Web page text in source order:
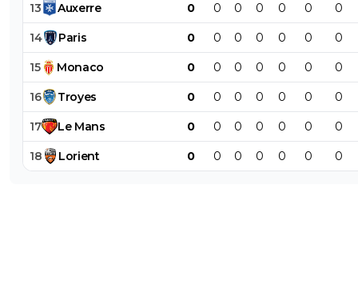
13 Auxerre 0 0 0 0 0 0 0
14 Paris 0 0 0 0 0 0 0
15 Monaco 0 0 0 0 0 0 0
16 Troyes 0 0 0 0 0 0 0
17 Le Mans 0 0 0 0 0 0 0
18 Lorient 0 0 0 0 0 0 0